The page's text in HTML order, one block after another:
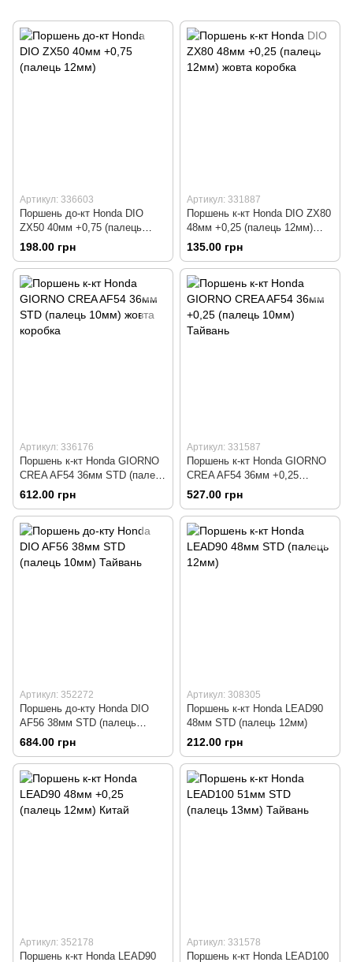
Артикул: 336603
Поршень до-кт Honda DIO
ZX50 40мм +0,75 (палець
12мм)
198.00 грн
Артикул: 331887
Поршень к-кт Honda DIO ZX80
48мм +0,25 (палець 12мм)
жовта коробка
135.00 грн
Артикул: 336176
Поршень к-кт Honda GIORNO
CREA AF54 36мм STD (палець
10мм) жовта коробка
612.00 грн
Артикул: 331587
Поршень к-кт Honda GIORNO
CREA AF54 36мм +0,25
(палець 10мм) Тайвань
527.00 грн
Артикул: 352272
Поршень до-кту Honda DIO
AF56 38мм STD (палець
10мм) Тайвань
684.00 грн
Артикул: 308305
Поршень к-кт Honda LEAD90
48мм STD (палець 12мм)
212.00 грн
Артикул: 352178
Поршень к-кт Honda LEAD90
Артикул: 331578
Поршень к-кт Honda LEAD100